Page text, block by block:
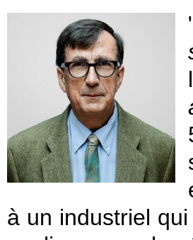
à un industriel